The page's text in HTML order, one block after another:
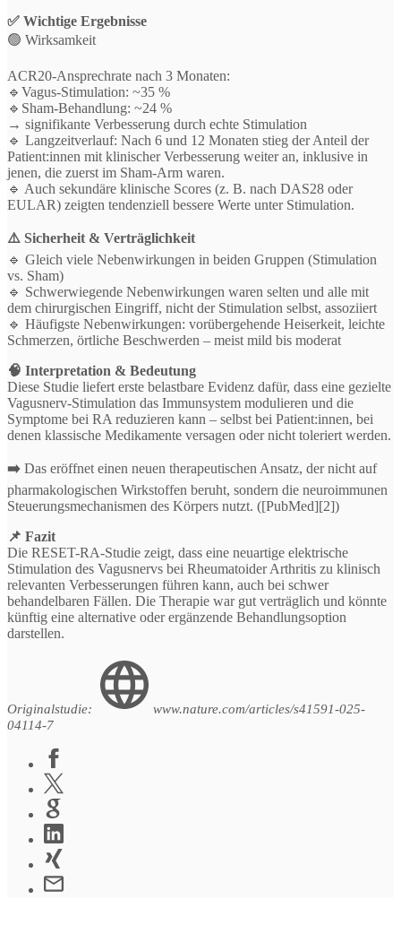
✅ Wichtige Ergebnisse
🟢 Wirksamkeit
ACR20-Ansprechrate nach 3 Monaten:
🔹Vagus-Stimulation: ~35 %
🔹Sham-Behandlung: ~24 %
→ signifikante Verbesserung durch echte Stimulation
🔹 Langzeitverlauf: Nach 6 und 12 Monaten stieg der Anteil der
Patient:innen mit klinischer Verbesserung weiter an, inklusive in
jenen, die zuerst im Sham-Arm waren.
🔹 Auch sekundäre klinische Scores (z. B. nach DAS28 oder
EULAR) zeigten tendenziell bessere Werte unter Stimulation.
⚠️ Sicherheit & Verträglichkeit
🔹 Gleich viele Nebenwirkungen in beiden Gruppen (Stimulation
vs. Sham)
🔹 Schwerwiegende Nebenwirkungen waren selten und alle mit
dem chirurgischen Eingriff, nicht der Stimulation selbst, assoziiert
🔹 Häufigste Nebenwirkungen: vorübergehende Heiserkeit, leichte
Schmerzen, örtliche Beschwerden – meist mild bis moderat
🧠 Interpretation & Bedeutung
Diese Studie liefert erste belastbare Evidenz dafür, dass eine gezielte
Vagusnerv-Stimulation das Immunsystem modulieren und die
Symptome bei RA reduzieren kann – selbst bei Patient:innen, bei
denen klassische Medikamente versagen oder nicht toleriert werden.
➡️ Das eröffnet einen neuen therapeutischen Ansatz, der nicht auf
pharmakologischen Wirkstoffen beruht, sondern die neuroimmunen
Steuerungsmechanismen des Körpers nutzt. ([PubMed][2])
📌 Fazit
Die RESET-RA-Studie zeigt, dass eine neuartige elektrische
Stimulation des Vagusnervs bei Rheumatoider Arthritis zu klinisch
relevanten Verbesserungen führen kann, auch bei schwer
behandelbaren Fällen. Die Therapie war gut verträglich und könnte
künftig eine alternative oder ergänzende Behandlungsoption
darstellen.
Originalstudie:
www.nature.com/articles/s41591-025-
04114-7